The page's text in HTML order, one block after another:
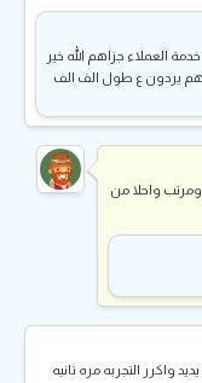
العملاء جزاهم الله خير
يردون ع طول الف الف
ومرتب واحلا من
واكرر التجربه مره ثانيه